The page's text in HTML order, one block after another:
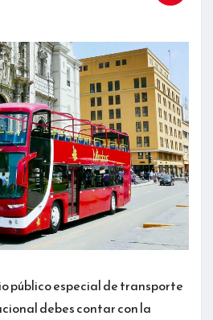
público especial de transporte
debes contar con la